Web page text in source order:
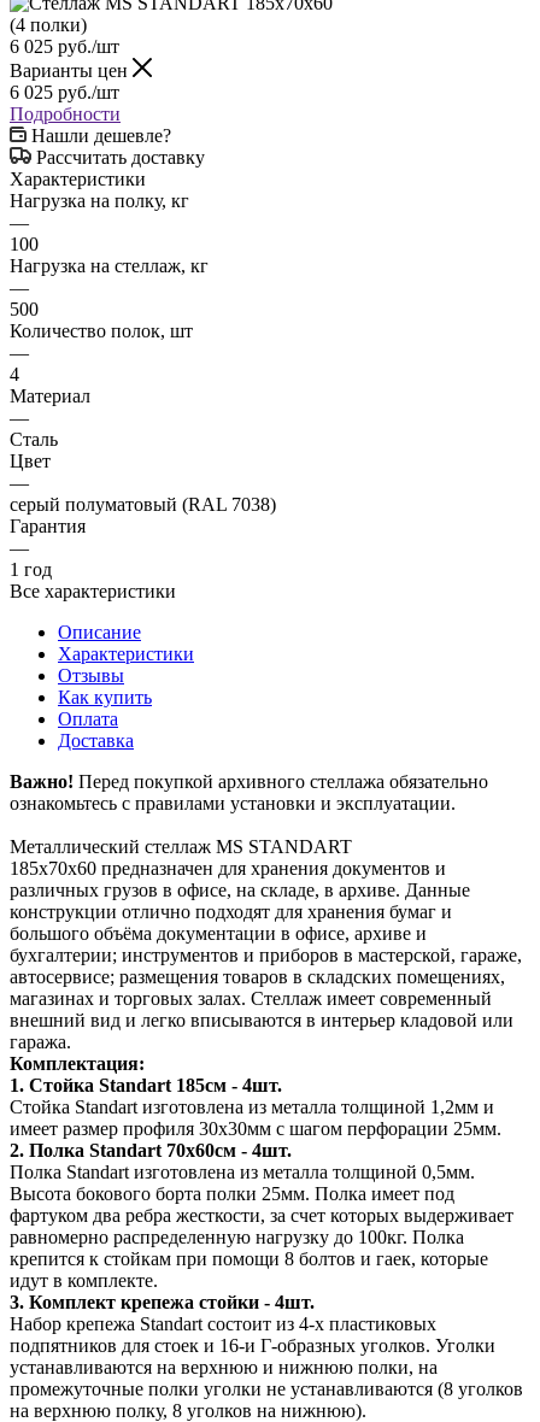
6 025 руб./шт
Варианты цен
6 025 руб./шт
Подробности
Нашли дешевле?
Рассчитать доставку
Характеристики
Нагрузка на полку, кг
—
100
Нагрузка на стеллаж, кг
—
500
Количество полок, шт
—
4
Материал
—
Сталь
Цвет
—
серый полуматовый (RAL 7038)
Гарантия
—
1 год
Все характеристики
Описание
Характеристики
Отзывы
Как купить
Оплата
Доставка
Важно! Перед покупкой архивного стеллажа обязательно
ознакомьтесь с правилами установки и эксплуатации.
Металлический стеллаж MS STANDART
185х70х60 предназначен для хранения документов и
различных грузов в офисе, на складе, в архиве. Данные
конструкции отлично подходят для хранения бумаг и
большого объёма документации в офисе, архиве и
бухгалтерии; инструментов и приборов в мастерской, гараже,
автосервисе; размещения товаров в складских помещениях,
магазинах и торговых залах. Стеллаж имеет современный
внешний вид и легко вписываются в интерьер кладовой или
гаража.
Комплектация:
1. Стойка Standart 185см - 4шт.
Стойка Standart изготовлена из металла толщиной 1,2мм и
имеет размер профиля 30х30мм с шагом перфорации 25мм.
2. Полка Standart 70х60см - 4шт.
Полка Standart изготовлена из металла толщиной 0,5мм.
Высота бокового борта полки 25мм. Полка имеет под
фартуком два ребра жесткости, за счет которых выдерживает
равномерно распределенную нагрузку до 100кг. Полка
крепится к стойкам при помощи 8 болтов и гаек, которые
идут в комплекте.
3. Комплект крепежа стойки - 4шт.
Набор крепежа Standart состоит из 4-х пластиковых
подпятников для стоек и 16-и Г-образных уголков. Уголки
устанавливаются на верхнюю и нижнюю полки, на
промежуточные полки уголки не устанавливаются (8 уголков
на верхнюю полку, 8 уголков на нижнюю).